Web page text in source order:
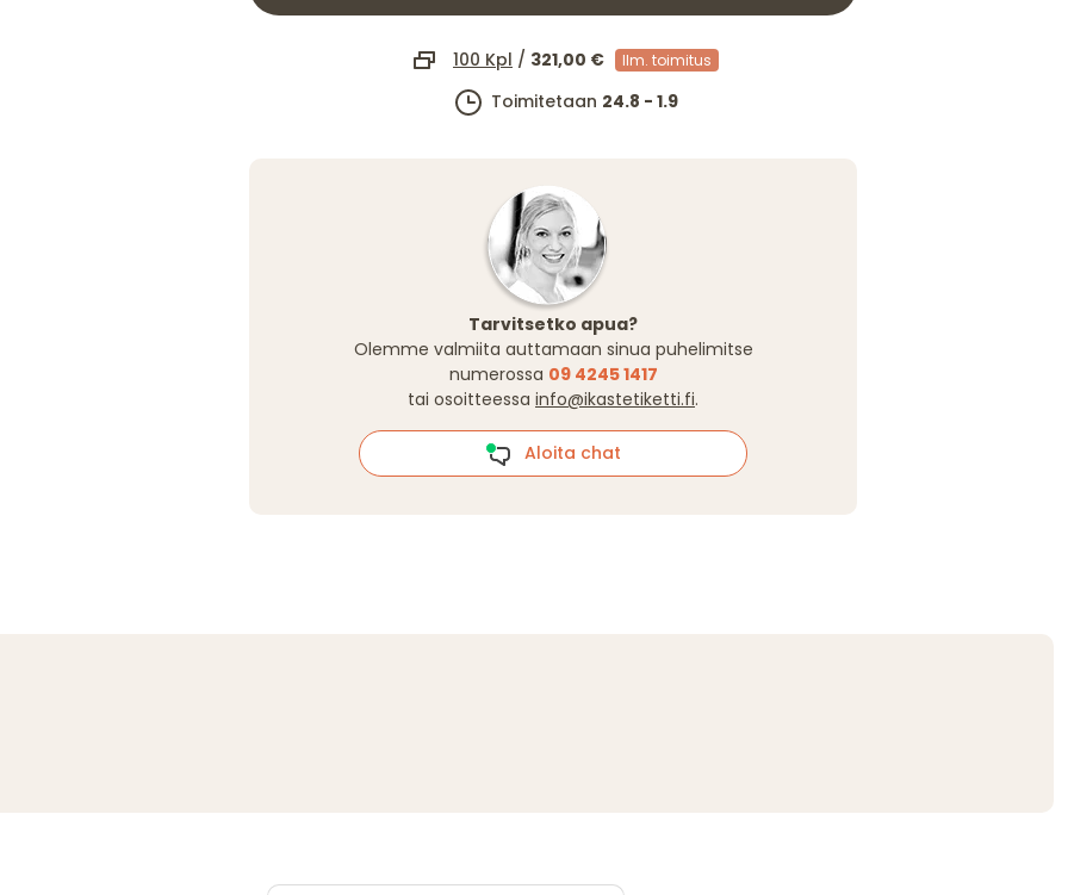
100 Kpl / 321,00 € Ilm. toimitus
Toimitetaan 24.8 - 1.9
Tarvitsetko apua?
Olemme valmiita auttamaan sinua puhelimitse
numerossa 09 4245 1417
tai osoitteessa info@ikastetiketti.fi.
Aloita chat